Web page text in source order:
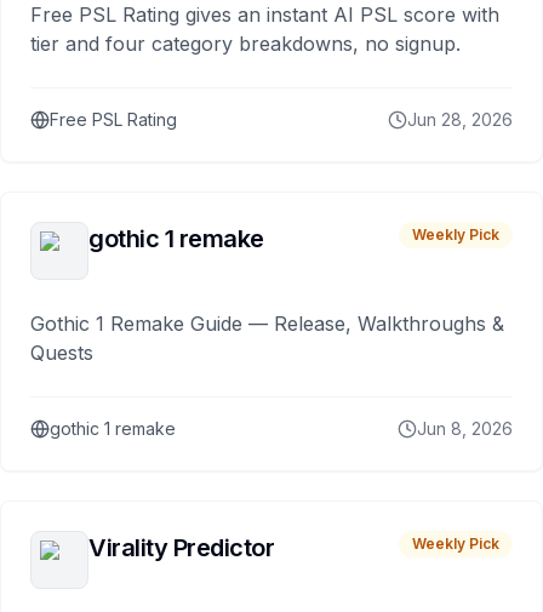
Free PSL Rating gives an instant AI PSL score with
tier and four category breakdowns, no signup.
Free PSL Rating Jun 28, 2026
gothic 1 remake Weekly Pick
Gothic 1 Remake Guide — Release, Walkthroughs &
Quests
gothic 1 remake Jun 8, 2026
Virality Predictor Weekly Pick